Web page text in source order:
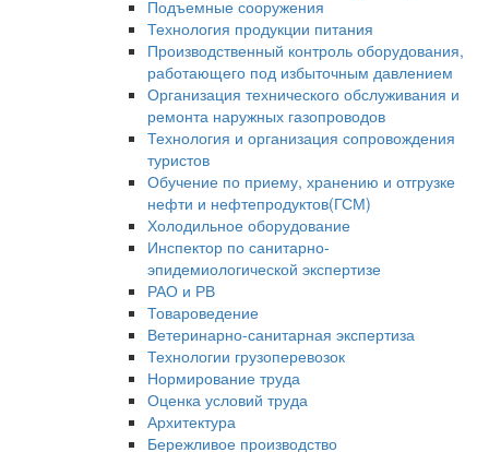
Подъемные сооружения
Технология продукции питания
Производственный контроль оборудования,
работающего под избыточным давлением
Организация технического обслуживания и
ремонта наружных газопроводов
Технология и организация сопровождения
туристов
Обучение по приему, хранению и отгрузке
нефти и нефтепродуктов(ГСМ)
Холодильное оборудование
Инспектор по санитарно-
эпидемиологической экспертизе
РАО и РВ
Товароведение
Ветеринарно-санитарная экспертиза
Технологии грузоперевозок
Нормирование труда
Оценка условий труда
Архитектура
Бережливое производство